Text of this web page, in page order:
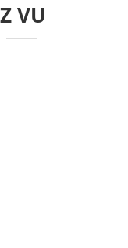
VU